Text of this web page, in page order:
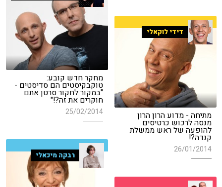
מחקר חדש קובע:
טוקבקיסטים הם סדיסטים -
"במקור לחקור סרטן אתם
חוקרים את זה?!"
25/02/2014
דידי לוקאלי
מתיחה - מדוע הרון הרון
מנסה לרכוש כרטיסים
להופעה של ראש ממשלת
קנדה?!
26/01/2014
רבקה מיכאלי